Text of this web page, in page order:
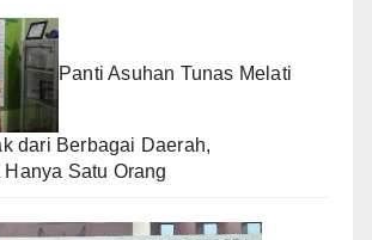
Panti Asuhan Tunas Melati
dari Berbagai Daerah,
Satu Orang